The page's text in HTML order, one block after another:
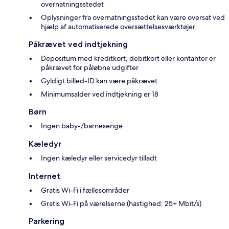
overnatningsstedet
Oplysninger fra overnatningsstedet kan være oversat ved
hjælp af automatiserede oversættelsesværktøjer
Påkrævet ved indtjekning
Depositum med kreditkort, debitkort eller kontanter er
påkrævet for påløbne udgifter
Gyldigt billed-ID kan være påkrævet
Minimumsalder ved indtjekning er 18
Børn
Ingen baby-/barnesenge
Kæledyr
Ingen kæledyr eller servicedyr tilladt
Internet
Gratis Wi-Fi i fællesområder
Gratis Wi-Fi på værelserne (hastighed: 25+ Mbit/s)
Parkering